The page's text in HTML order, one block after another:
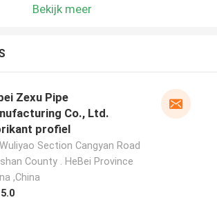
Bekijk meer
Zexu Pipe
Co., Ltd.
profiel
Wuliyao Section Cangyan Road
County . HeBei Province
,China
5.0